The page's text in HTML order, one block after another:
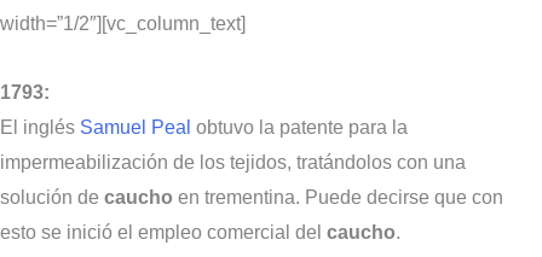
width=”1/2″][vc_column_text]
1793:
El inglés Samuel Peal obtuvo la patente para la
impermeabilización de los tejidos, tratándolos con una
solución de caucho en trementina. Puede decirse que con
esto se inició el empleo comercial del caucho.